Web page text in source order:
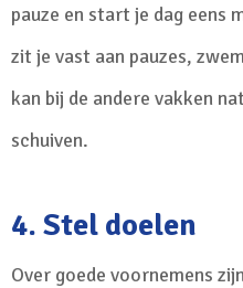
pauze en start je dag eens
zit je vast aan pauzes,
kan bij de andere vakken
schuiven.
4. Stel doelen
Over goede voornemens